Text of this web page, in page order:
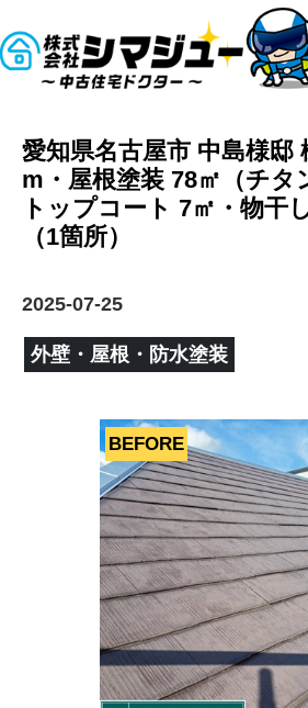
愛知県名古屋市 中島様邸
m・屋根塗装 78㎡（チタ
トップコート 7㎡・物干
（1箇所）
2025-07-25
外壁・屋根・防水塗装